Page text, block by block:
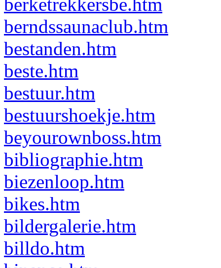
berndssaunaclub.htm
bestanden.htm
beste.htm
bestuur.htm
bestuurshoekje.htm
beyourownboss.htm
bibliographie.htm
biezenloop.htm
bikes.htm
bildergalerie.htm
billdo.htm